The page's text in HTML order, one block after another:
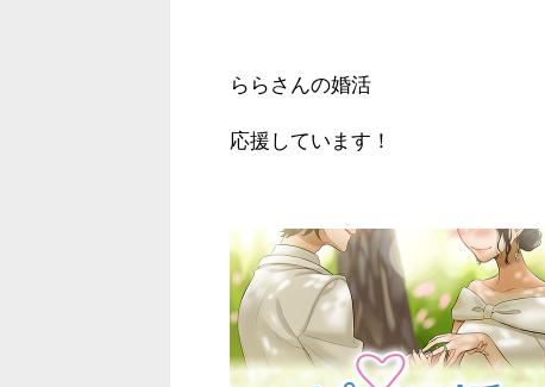
ららさんの婚活
応援しています！